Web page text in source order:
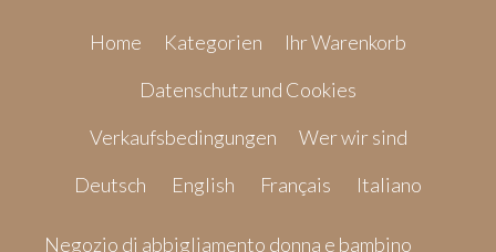
Home Kategorien
Ihr Warenkorb
Datenschutz und Cookies
Verkaufsbedingungen
Wer wir sind
Deutsch
English Français Italiano
Negozio di abbigliamento donna e bambino